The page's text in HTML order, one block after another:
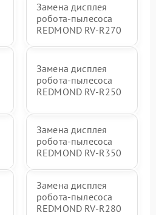
Замена дисплея
робота-пылесоса
REDMOND RV-R270
Замена дисплея
робота-пылесоса
REDMOND RV-R250
Замена дисплея
робота-пылесоса
REDMOND RV-R350
Замена дисплея
робота-пылесоса
REDMOND RV-R280